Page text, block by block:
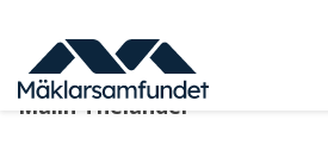
huvudinnehåll
Malin Thelander